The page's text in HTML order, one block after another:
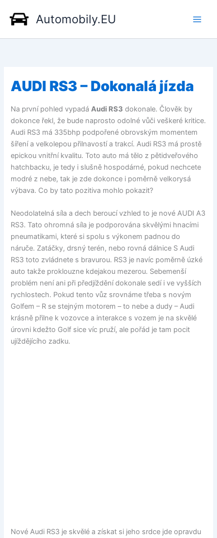
obsah
Automobily.EU
AUDI RS3 – Dokonalá jízda
Na první pohled vypadáAudi RS3 dokonale. Člověk by
dokonce řekl, že bude naprosto odolné vůči veškeré kritice.
Audi RS3 má 335bhp podpořené obrovským momentem
šíření a velkolepou přilnavostí a trakcí. Audi RS3 má prostě
epickou vnitřní kvalitu. Toto auto má tělo z pětidveřového
hatchbacku, je tedy i slušně hospodárné, pokud nechcete
modré z nebe, tak je zde dokonce i poměrně velkorysá
výbava. Co by tato pozitiva mohlo pokazit?
Neodolatelná síla a dech beroucí vzhled to je nové AUDI A3
RS3. Tato ohromná síla je podporována skvělými hnacími
pneumatikami, které si spolu s výkonem padnou do
náruče. Zatáčky, drsný terén, nebo rovná dálnice S Audi
RS3 toto zvládnete s bravurou. RS3 je navíc poměrně úzké
auto takže proklouzne kdejakou mezerou. Sebemenší
problém není ani při předjíždění dokonale sedí i ve vyšších
rychlostech. Pokud tento vůz srovnáme třeba s novým
Golfem – R se stejným motorem – to nebe a dudy – Audi
krásně přilne k vozovce a interakce s vozem je na skvělé
úrovni kdežto Golf sice víc pruží, ale pořád je tam pocit
ujíždějícího zadku.
Nové Audi RS3 je skvělé a získat si jeho srdce jde opravdu